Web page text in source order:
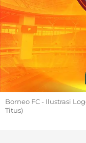
Borneo FC - Ilustrasi
Titus)